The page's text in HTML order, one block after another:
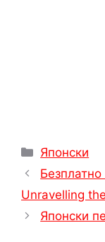
Категории
Японски
Безплатно
Unravelling
Японски